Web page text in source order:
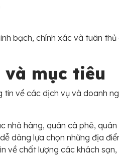
bạch, chính xác và tuân
và mục tiêu
về các dịch vụ và doanh
nhà hàng, quán cà phê,
dàng lựa chọn những địa
về chất lượng các khách